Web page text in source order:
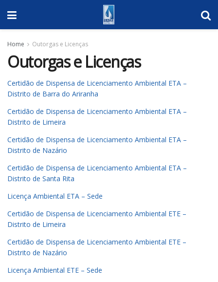
Home Outorgas e Licenças
Outorgas e Licenças
Certidão de Dispensa de Licenciamento Ambiental ETA –
Distrito de Barra do Ariranha
Certidão de Dispensa de Licenciamento Ambiental ETA –
Distrito de Limeira
Certidão de Dispensa de Licenciamento Ambiental ETA –
Distrito de Nazário
Certidão de Dispensa de Licenciamento Ambiental ETA –
Distrito de Santa Rita
Licença Ambiental ETA – Sede
Certidão de Dispensa de Licenciamento Ambiental ETE –
Distrito de Limeira
Certidão de Dispensa de Licenciamento Ambiental ETE –
Distrito de Nazário
Licença Ambiental ETE – Sede